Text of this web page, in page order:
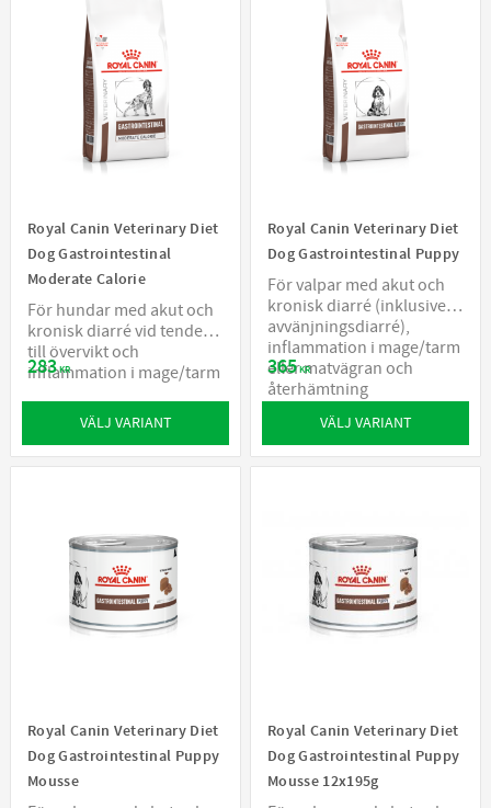
Royal Canin Veterinary Diet
Dog Gastrointestinal
Moderate Calorie
För hundar med akut och
kronisk diarré vid tendens
till övervikt och
inflammation i mage/tarm
283KR
VÄLJ VARIANT
Royal Canin Veterinary Diet
Dog Gastrointestinal Puppy
För valpar med akut och
kronisk diarré (inklusive
avvänjningsdiarré),
inflammation i mage/tarm
eller matvägran och
återhämtning
365KR
VÄLJ VARIANT
Royal Canin Veterinary Diet
Dog Gastrointestinal Puppy
Mousse
Royal Canin Veterinary Diet
Dog Gastrointestinal Puppy
Mousse 12x195g